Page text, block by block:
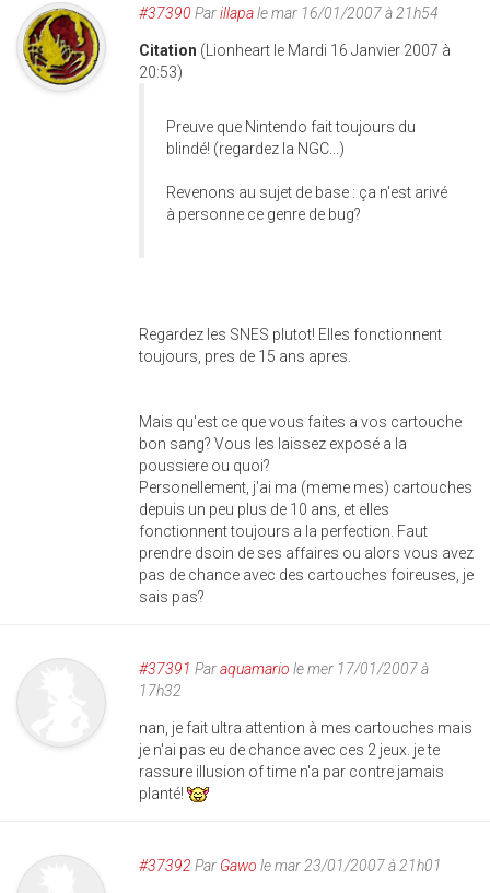
#37390 Parillapale mar 16/01/2007 à 21h54
Citation (Lionheart le Mardi 16 Janvier 2007 à
20:53)
Preuve que Nintendo fait toujours du
blindé! (regardez la NGC...)
Revenons au sujet de base : ça n'est arivé
à personne ce genre de bug?
Regardez les SNES plutot! Elles fonctionnent
toujours, pres de 15 ans apres.
Mais qu'est ce que vous faites a vos cartouche
bon sang? Vous les laissez exposé a la
poussiere ou quoi?
Personellement, j'ai ma (meme mes) cartouches
depuis un peu plus de 10 ans, et elles
fonctionnent toujours a la perfection. Faut
prendre dsoin de ses affaires ou alors vous avez
pas de chance avec des cartouches foireuses, je
sais pas?
#37391 Paraquamario le mer 17/01/2007 à
17h32
nan, je fait ultra attention à mes cartouches mais
je n'ai pas eu de chance avec ces 2 jeux. je te
rassure illusion of time n'a par contre jamais
planté!
#37392 Par Gawo le mar 23/01/2007 à 21h01